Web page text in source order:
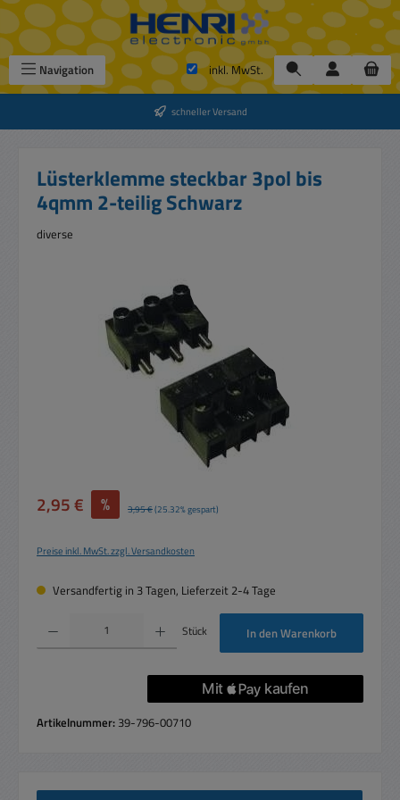
Zum Hauptinhalt springen
Navigation inkl. MwSt.
schneller Versand
Lüsterklemme steckbar 3pol bis
4qmm 2-teilig Schwarz
diverse
Verkaufspreis:
2,95 € % Regulärer Preis:
3,95 €(25.32% gespart)
Preise inkl. MwSt. zzgl. Versandkosten
Versandfertig in 3 Tagen, Lieferzeit 2-4 Tage
Produkt Anzahl: Gib den gewünschten Wert ein oder benutze die Schaltflächen um
Stück In den Warenkorb
Artikelnummer: 39-796-00710